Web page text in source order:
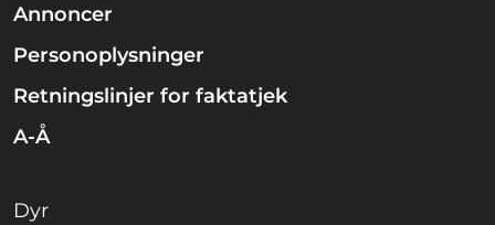
Annoncer
Personoplysninger
Retningslinjer for faktatjek
A-Å
Dyr